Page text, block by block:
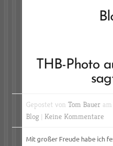
THB-Photo
Gepostet von Tom Bauer
Blog | Keine Kommentare
Mit großer Freude habe ich